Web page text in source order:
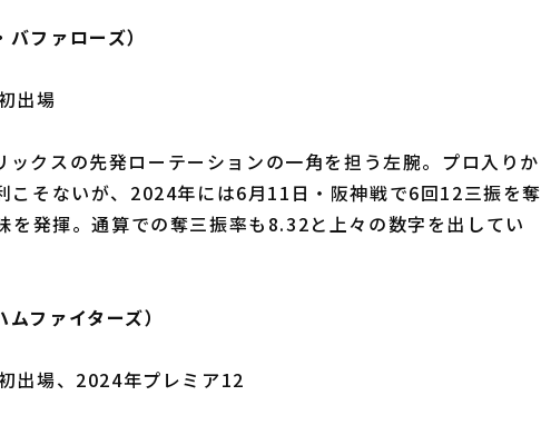
ファローズ）
出場
クスの先発ローテーションの一角を担う左腕。プロ入りか
こそないが、2024年には6月11日・阪神戦で6回12三振を奪
を発揮。通算での奪三振率も8.32と上々の数字を出してい
ファイターズ）
出場、2024年プレミア12